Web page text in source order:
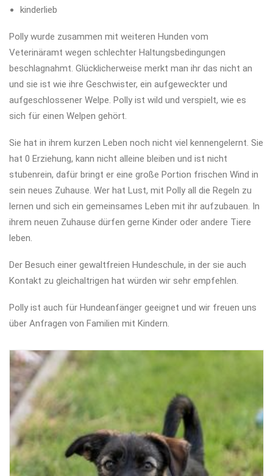
kinderlieb
Polly wurde zusammen mit weiteren Hunden vom
Veterinäramt wegen schlechter Haltungsbedingungen
beschlagnahmt. Glücklicherweise merkt man ihr das nicht an
und sie ist wie ihre Geschwister, ein aufgeweckter und
aufgeschlossener Welpe. Polly ist wild und verspielt, wie es
sich für einen Welpen gehört.
Sie hat in ihrem kurzen Leben noch nicht viel kennengelernt. Sie
hat 0 Erziehung, kann nicht alleine bleiben und ist nicht
stubenrein, dafür bringt er eine große Portion frischen Wind in
sein neues Zuhause. Wer hat Lust, mit Polly all die Regeln zu
lernen und sich ein gemeinsames Leben mit ihr aufzubauen. In
ihrem neuen Zuhause dürfen gerne Kinder oder andere Tiere
leben.
Der Besuch einer gewaltfreien Hundeschule, in der sie auch
Kontakt zu gleichaltrigen hat würden wir sehr empfehlen.
Polly ist auch für Hundeanfänger geeignet und wir freuen uns
über Anfragen von Familien mit Kindern.